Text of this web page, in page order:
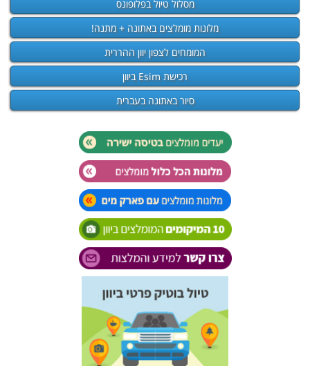
מסלול טיול בפלופונס
מלונות מומלצים באתונה + מתנה!
המומחים לצפון יוון ההררית
רכישת Esim ביוון
סיור באתונה בעברית